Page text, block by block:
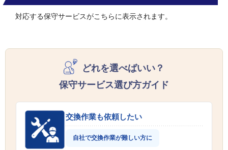
対応する保守サービスがこちらに表示されます。
どれを選べばいい？
保守サービス選び方ガイド
交換作業も依頼したい
自社で交換作業が難しい方に